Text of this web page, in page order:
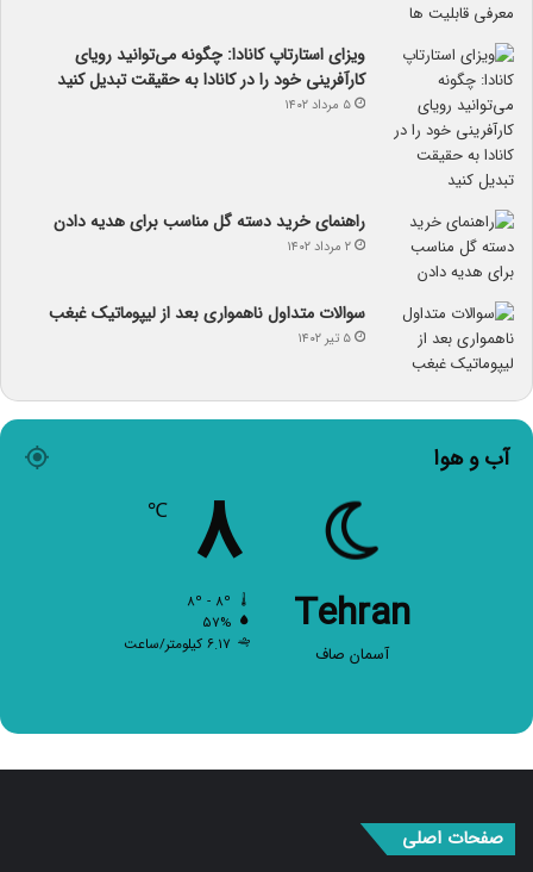
ویزای استارتاپ کانادا: چگونه می‌توانید رویای
کارآفرینی خود را در کانادا به حقیقت تبدیل کنید
۵ مرداد ۱۴۰۲
راهنمای خرید دسته گل مناسب برای هدیه دادن
۲ مرداد ۱۴۰۲
سوالات متداول ناهمواری بعد از لیپوماتیک غبغب
۵ تیر ۱۴۰۲
آب و هوا
Tehran
آسمان صاف
۸ ℃
۵۷%
۶.۱۷ کیلومتر/ساعت
صفحات اصلی